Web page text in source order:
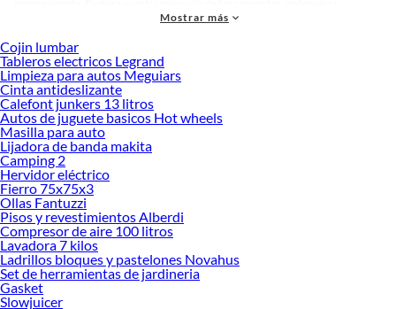
accesorios de calidad que te ayudarán a crear un espacio más tú.
Desde remodelaciones hasta proyectos de decoración, estamos aquí para hacer
tus ideas realidad. ¡Visítanos y encuentra todo lo que tenemos para ofrecerte en
Sitiales y poltronas!
Explora la variedad de productos de Sitiales y poltronas en Sodimac
Herramientas, materiales y accesorios de calidad para tus proyectos y
renovación de espacios. ¡Visítanos y descubre todo lo que tenemos para
ofrecerte!
Encuentra una amplia variedad de productos de Sitiales y poltronas en Sodimac.
Encuentra todo lo necesario para tus proyectos de renovación y decoración.
¡Visítanos y haz tus ideas realidad!
Mostrar más
Cojin lumbar
Tableros electricos Legrand
Limpieza para autos Meguiars
Cinta antideslizante
Calefont junkers 13 litros
Autos de juguete basicos Hot wheels
Masilla para auto
Lijadora de banda makita
Camping 2
Hervidor eléctrico
Fierro 75x75x3
Ollas Fantuzzi
Pisos y revestimientos Alberdi
Compresor de aire 100 litros
Lavadora 7 kilos
Ladrillos bloques y pastelones Novahus
Set de herramientas de jardineria
Gasket
Slowjuicer